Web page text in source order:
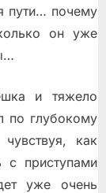
пути… почему
он уже
и тяжело
по глубокому
как
с приступами
уже очень